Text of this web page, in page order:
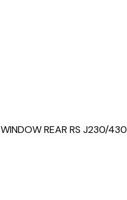
WINDOW REAR RS J230/430